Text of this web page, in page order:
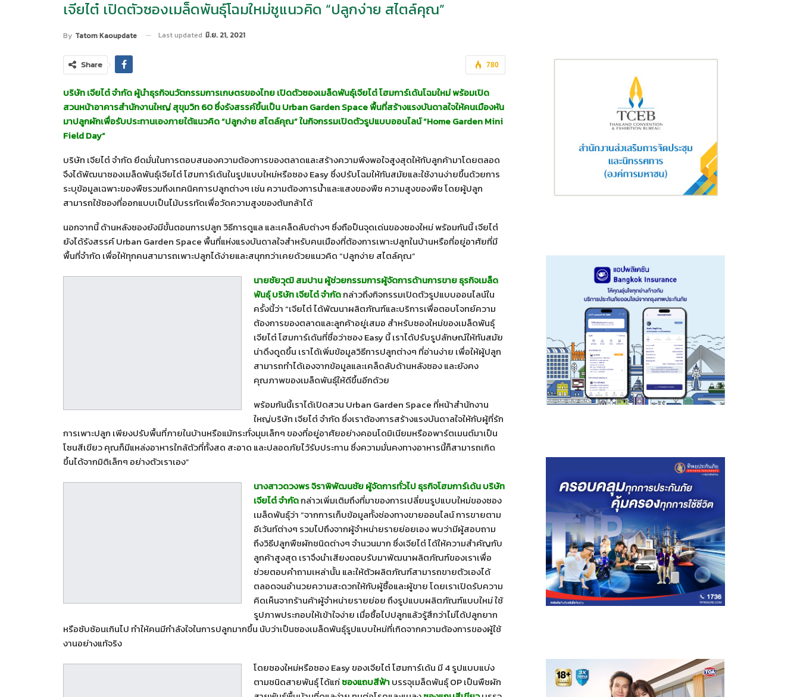
เจียไต๋ เปิดตัวซองเมล็ดพันธุ์โฉมใหม่ชูแนวคิด “ปลูกง่าย สไตล์คุณ”
By Tatom Kaoupdate Last updated มิ.ย. 21, 2021
780
Share
บริษัท เจียไต๋ จำกัด ผู้นำธุรกิจนวัตกรรมการเกษตรของไทย เปิดตัวซองเมล็ดพันธุ์เจียไต๋ โฮมการ์เด้นโฉมใหม่ พร้อมเปิด
สวนหน้าอาคารสำนักงานใหญ่ สุขุมวิท60 ซึ่งรังสรรค์ขึ้นเป็น Urban Garden Space พื้นที่สร้างแรงบันดาลใจให้คนเมืองหัน
มาปลูกผักเพื่อรับประทานเองภายใต้แนวคิด “ปลูกง่าย สไตล์คุณ” ในกิจกรรมเปิดตัวรูปแบบออนไลน์ “Home Garden Mini
Field Day”
บริษัท เจียไต๋ จำกัด ยึดมั่นในการตอบสนองความต้องการของตลาดและสร้างความพึงพอใจสูงสุดให้กับลูกค้ามาโดยตลอด
จึงได้พัฒนาซองเมล็ดพันธุ์เจียไต๋ โฮมการ์เด้นในรูปแบบใหม่หรือซอง Easy ซึ่งปรับโฉมให้ทันสมัยและใช้งานง่ายขึ้นด้วยการ
ระบุข้อมูลเฉพาะของพืชรวมถึงเทคนิคการปลูกต่างๆ เช่น ความต้องการน้ำและแสงของพืช ความสูงของพืช โดยผู้ปลูก
สามารถใช้ซองที่ออกแบบเป็นไม้บรรทัดเพื่อวัดความสูงของต้นกล้าได้
นอกจากนี้ ด้านหลังซองยังมีขั้นตอนการปลูก วิธีการดูแล และเคล็ดลับต่างๆ ซึ่งถือป็นจุดเด่นของซองใหม่ พร้อมกันนี้ เจียไต๋
ยังได้รังสรรค์ Urban Garden Space พื้นที่แห่งแรงบันดาลใจสำหรับคนเมืองที่ต้องการเพาะปลูกในบ้านหรือที่อยู่อาศัยที่มี
พื้นที่จำกัด เพื่อให้ทุกคนสามารถเพาะปลูกได้ง่ายและสนุกกว่าเคยด้วยแนวคิด “ปลูกง่าย สไตล์คุณ”
นายชัยวุฒิ สมปาน ผู้ช่วยกรรมการผู้จัดการด้านการขาย ธุรกิจเมล็ด
พันธุ์ บริษัท เจียไต๋ จำกัดกล่าวถึงกิจกรรมเปิดตัวรูปแบบออนไลน์ใน
ครั้งนี้ว่า “เจียไต๋ ได้พัฒนาผลิตภัณฑ์และบริการเพื่อตอบโจทย์ความ
ต้องการของตลาดและลูกค้าอยู่เสมอ สำหรับซองใหม่ของเมล็ดพันธุ์
เจียไต๋ โฮมการ์เด้นที่ชื่อว่าซอง Easy นี้ เราได้ปรับรูปลักษณ์ให้ทันสมัย
น่าดึงดูดขึ้น เราได้เพิ่มข้อมูลวิธีการปลูกต่างๆ ที่อ่านง่าย เพื่อให้ผู้ปลูก
สามารถทำได้เองจากข้อมูลและเคล็ดลับด้านหลังซอง และยังคง
คุณภาพของเมล็ดพันธุ์ให้ดีขึ้นอีกด้วย
พร้อมกันนี้เราได้เปิดสวน Urban Garden Space ที่หน้าสำนักงาน
ใหญ่บริษัท เจียไต๋ จำกัด ซึ่งเราต้องการสร้างแรงบันดาลใจให้กับผู้ที่รัก
การเพาะปลูก เพียงปรับพื้นที่ภายในบ้านหรือแม้กระทั่งมุมเล็กๆ ของที่อยู่อาศัยอย่างคอนโดมิเนียมหรืออพาร์ตเมนต์มาเป็น
โซนสีเขียว คุณก็มีแหล่งอาหารใกล้ตัวที่ทั้งสด สะอาด และปลอดภัยไว้รับประทาน ซึ่งความมั่นคงทางอาหารนี้ก็สามารถเกิด
ขึ้นได้จากมิติเล็กๆ อย่างตัวเราเอง”
นางสาวดวงพร จิราพิพัฒนชัย ผู้จัดการทั่วไป ธุรกิจโฮมการ์เด้น บริษัท
เจียไต๋ จำกัดกล่าวเพิ่มเติมถึงที่มาของการเปลี่ยนรูปแบบใหม่ของซอง
เมล็ดพันธุ์ว่า “จากการเก็บข้อมูลทั้งช่องทางขายออนไลน์ การขายตาม
อีเว้นท์ต่างๆ รวมไปถึงจากผู้จำหน่ายรายย่อยเอง พบว่ามีผู้สอบถาม
ถึงวิธีปลูกพืชผักชนิดต่างๆ จำนวนมาก ซึ่งเจียไต๋ ได้ให้ความสำคัญกับ
ลูกค้าสูงสุด เราจึงนำเสียงตอบรับมาพัฒนาผลิตภัณฑ์ของเราเพื่อ
ช่วยตอบคำถามเหล่านั้น และให้ตัวผลิตภัณฑ์สามารถขายตัวเองได้
ตลอดจนอำนวยความสะดวกให้กับผู้ซื้อและผู้ขาย โดยเราเปิดรับความ
คิดเห็นจากร้านค้าผู้จำหน่ายรายย่อย ถึงรูปแบบผลิตภัณฑ์แบบใหม่ ใช้
รูปภาพประกอบให้เข้าใจง่าย เมื่อซื้อไปปลูกแล้วรู้สึกว่าไม่ได้ปลูกยาก
หรือซับซ้อนเกินไป ทำให้คนมีกำลังใจในการปลูกมากขึ้น นับว่าเป็นซองเมล็ดพันธุ์รูปแบบใหม่ที่เกิดจากความต้องการของผู้ใช้
งานอย่างแท้จริง
โดยซองใหม่หรือซอง Easy ของเจียไต๋ โฮมการ์เด้น มี 4 รูปแบบแบ่ง
ตามชนิดสายพันธุ์ ได้แก่ซองแถบสีฟ้าบรรจุเมล็ดพันธุ์ OP เป็นพืชผัก